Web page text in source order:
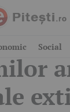
Social